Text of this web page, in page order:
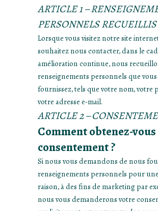
ARTICLE 1 –
PERSONNELS RECUEILLIS
Lorsque vous visitez notre site
souhaitez nous contacter, dans le
amélioration continue, nous
renseignements personnels que
fournissez, tels que votre nom, votre
votre adresse e-mail.
ARTICLE 2 –
Comment obtenez-
consentement ?
Si nous vous demandons de nous
renseignements personnels pour
raison, à des fins de marketing par
nous vous demanderons votre